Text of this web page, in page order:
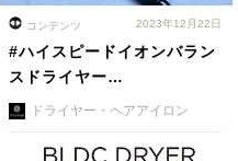
コンテンツ 2023年12月22日
#ハイスピードイオンバラン
スドライヤー…
ドライヤー・ヘアアイロン